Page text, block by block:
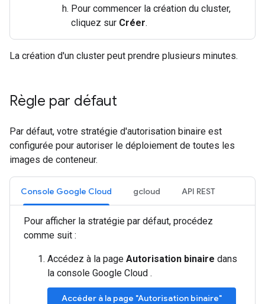
Pour commencer la création du cluster,
cliquez sur Créer.
La création d'un cluster peut prendre plusieurs minutes.
Règle par défaut
Par défaut, votre stratégie d'autorisation binaire est
configurée pour autoriser le déploiement de toutes les
images de conteneur.
Console Google Cloud gcloud API REST
Pour afficher la stratégie par défaut, procédez
comme suit :
Accédez à la page Autorisation binaire dans
la console Google Cloud .
Accéder à la page "Autorisation binaire"